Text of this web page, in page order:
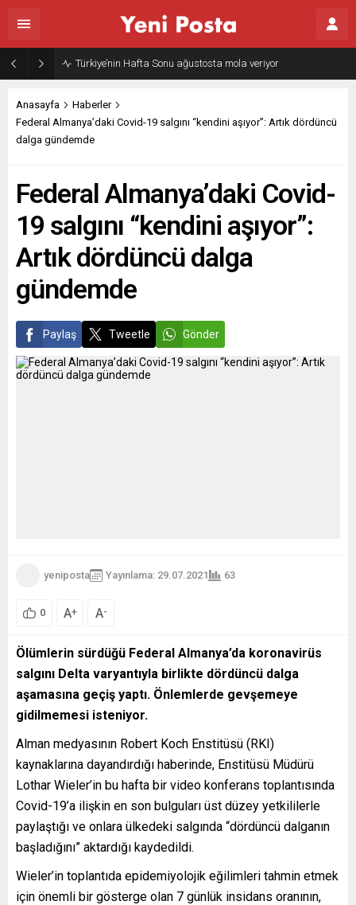
Türkiye’nin Hafta Sonu ağustosta mola veriyor
Anasayfa
Haberler
Federal Almanya’daki Covid-19 salgını “kendini aşıyor”: Artık dördüncü
dalga gündemde
Federal Almanya’daki Covid-
19 salgını “kendini aşıyor”:
Artık dördüncü dalga
gündemde
Paylaş Tweetle Gönder
yeniposta Yayınlama: 29.07.2021 63
0 A+ A-
Ölümlerin sürdüğü Federal Almanya’da koronavirüs
salgını Delta varyantıyla birlikte dördüncü dalga
aşamasına geçiş yaptı. Önlemlerde gevşemeye
gidilmemesi isteniyor.
Alman medyasının Robert Koch Enstitüsü (RKI)
kaynaklarına dayandırdığı haberinde, Enstitüsü Müdürü
Lothar Wieler’in bu hafta bir video konferans toplantısında
Covid-19’a ilişkin en son bulguları üst düzey yetkililerle
paylaştığı ve onlara ülkedeki salgında “dördüncü dalganın
başladığını” aktardığı kaydedildi.
Wieler’in toplantıda epidemiyolojik eğilimleri tahmin etmek
için önemli bir gösterge olan 7 günlük insidans oranının,